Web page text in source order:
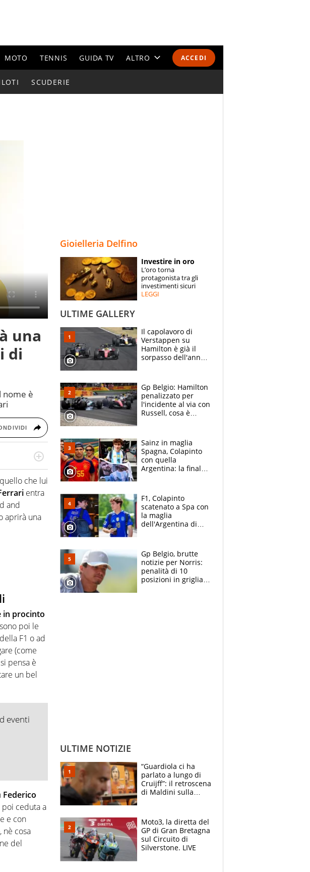
ACCEDI
MOTO TENNIS GUIDA TV ALTRO
ESPERTI
CONTATTI
SCUDERIE
una
di
nome è
derapa. E
che lui
entra
and
aprirà una
in procinto
poi le
F1 o ad
(come
pensa è
un bel
eventi
Federico
ceduta a
e con
nè cosa
del
Gioielleria Delfino
Investire in oro
L’oro torna
protagonista tra gli
investimenti sicuri
LEGGI
ULTIME GALLERY
Il capolavoro di
Verstappen su
Hamilton è già il
sorpasso dell'anno:
2021
Gp Belgio: Hamilton
penalizzato per
l'incidente al via con
Russell, cosa è
Sainz in maglia
Spagna, Colapinto
con quella
Argentina: la finale
vede l'ora
F1, Colapinto
scatenato a Spa con
la maglia
dell'Argentina di
le parolacce"
Gp Belgio, brutte
notizie per Norris:
penalità di 10
posizioni in griglia,
ULTIME NOTIZIE
“Guardiola ci ha
parlato a lungo di
Cruijff”: il retroscena
di Maldini sulla
Moto3, la diretta del
GP di Gran Bretagna
sul Circuito di
Silverstone. LIVE